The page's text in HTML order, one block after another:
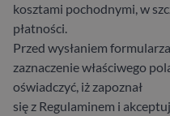
kosztami pochodnymi, w
płatności.
Przed wysłaniem
zaznaczenie właściwego
oświadczyć, iż zapoznał
się z Regulaminem i